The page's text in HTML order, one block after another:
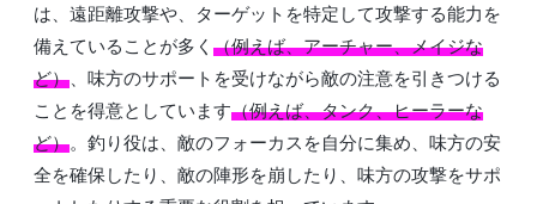
は、遠距離攻撃や、ターゲットを特定して攻撃する能力を
備えていることが多く （例えば、アーチャー、メイジな
ど） 、味方のサポートを受けながら敵の注意を引きつける
ことを得意としています（例えば、タンク、ヒーラーな
ど）。釣り役は、敵のフォーカスを自分に集め、味方の安
全を確保したり、敵の陣形を崩したり、味方の攻撃をサポ